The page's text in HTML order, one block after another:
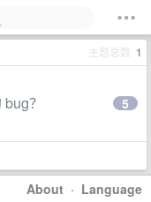
主题总数 1
？ 5
About · Language